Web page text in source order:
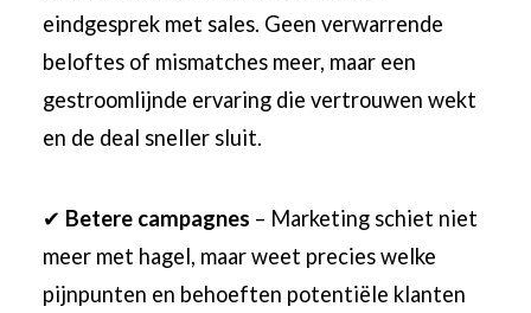
eindgesprek met sales. Geen verwarrende
beloftes of mismatches meer, maar een
gestroomlijnde ervaring die vertrouwen wekt
en de deal sneller sluit.
✔ Betere campagnes – Marketing schiet niet
meer met hagel, maar weet precies welke
pijnpunten en behoeften potentiële klanten